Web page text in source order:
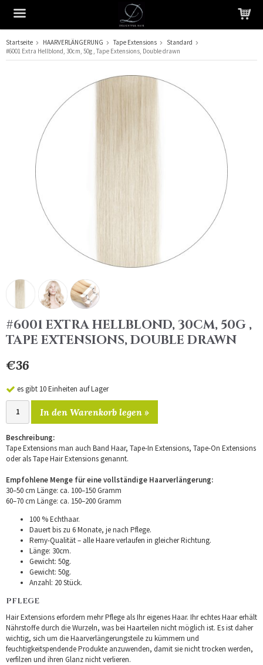
Das Produkt wurde in Ihren Warenkorb gelegt
Startseite HAARVERLÄNGERUNG Tape Extensions
Standard
#6001 Extra Hellblond, 30cm, 50g , Tape Extensions, Double drawn
#6001 EXTRA HELLBLOND, 30CM, 50G ,
TAPE EXTENSIONS, DOUBLE DRAWN
€36
es gibt 10 Einheiten auf Lager
In den Warenkorb legen »
Beschreibung:
Tape Extensions man auch Band Haar, Tape-In Extensions, Tape-On Extensions
oder als Tape Hair Extensions genannt.
Empfohlene Menge für eine vollständige Haarverlängerung:
30–50 cm Länge: ca. 100–150 Gramm
60–70 cm Länge: ca. 150–200 Gramm
100 % Echthaar.
Dauert bis zu 6 Monate, je nach Pflege.
Remy-Qualität – alle Haare verlaufen in gleicher Richtung.
Länge: 30cm.
Gewicht: 50g.
Gewicht: 50g.
Anzahl: 20 Stück.
PFLEGE
Hair Extensions erfordern mehr Pflege als Ihr eigenes Haar. Ihr echtes Haar erhält
Nährstoffe durch die Wurzeln, was bei Haarteilen nicht möglich ist. Es ist daher
wichtig, sich um die Haarverlängerungsteile zu kümmern und
feuchtigkeitspendende Produkte anzuwenden, damit sie nicht trocken werden,
verfilzen und ihren Glanz nicht verlieren.